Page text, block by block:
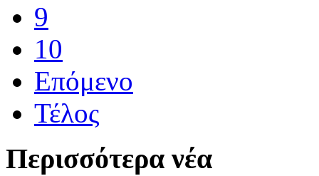
9
10
Επόμενο
Τέλος
Περισσότερα νέα